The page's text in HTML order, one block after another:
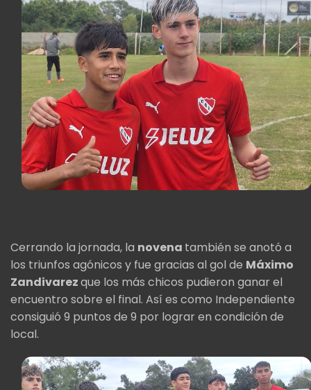
Cerrando la jornada, la novena también se anotó a
los triunfos agónicos y fue gracias al gol de Máximo
Zandivarezque los más chicos pudieron ganar el
encuentro sobre el final. Así es como Independiente
consiguió 9 puntos de 9 por lograr en condición de
local.